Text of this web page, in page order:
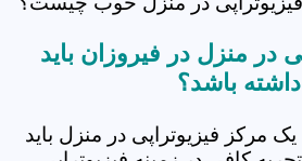
در منزل در فیروزان باید
باشد؟
مرکز فیزیوتراپی در منزل باید